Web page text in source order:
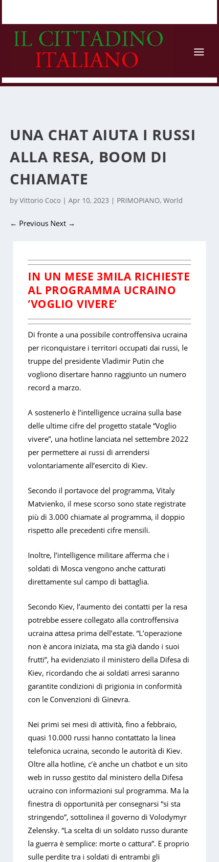
UNA CHAT AIUTA I RUSSI
ALLA RESA, BOOM DI
CHIAMATE
byVittorio Coco |Apr 10, 2023 | PRIMOPIANO,World
← Previous Next →
IN UN MESE 3MILA RICHIESTE
AL PROGRAMMA UCRAINO
‘VOGLIO VIVERE’
Di fronte a una possibile controffensiva ucraina
per riconquistare i territori occupati dai russi, le
truppe del presidente Vladimir Putin che
vogliono disertare hanno raggiunto un numero
record a marzo.
A sostenerlo è l’intelligence ucraina sulla base
delle ultime cifre del progetto statale “Voglio
vivere”, una hotline lanciata nel settembre 2022
per permettere ai russi di arrendersi
volontariamente all’esercito di Kiev.
Secondo il portavoce del programma, Vitaly
Matvienko, il mese scorso sono state registrate
più di 3.000 chiamate al programma, il doppio
rispetto alle precedenti cifre mensili.
Inoltre, l’intelligence militare afferma che i
soldati di Mosca vengono anche catturati
direttamente sul campo di battaglia.
Secondo Kiev, l’aumento dei contatti per la resa
potrebbe essere collegato alla controffensiva
ucraina attesa prima dell’estate. “L’operazione
non è ancora iniziata, ma sta già dando i suoi
frutti”, ha evidenziato il ministero della Difesa di
Kiev, ricordando che ai soldati arresi saranno
garantite condizioni di prigionia in conformità
con le Convenzioni di Ginevra.
Nei primi sei mesi di attività, fino a febbraio,
quasi 10.000 russi hanno contattato la linea
telefonica ucraina, secondo le autorità di Kiev.
Oltre alla hotline, c’è anche un chatbot e un sito
web in russo gestito dal ministero della Difesa
ucraino con informazioni sul programma. Ma la
finestra di opportunità per consegnarsi “si sta
stringendo”, sottolinea il governo di Volodymyr
Zelensky. “La scelta di un soldato russo durante
la guerra è semplice: morte o cattura”. E proprio
sulle perdite tra i soldati di entrambi gli